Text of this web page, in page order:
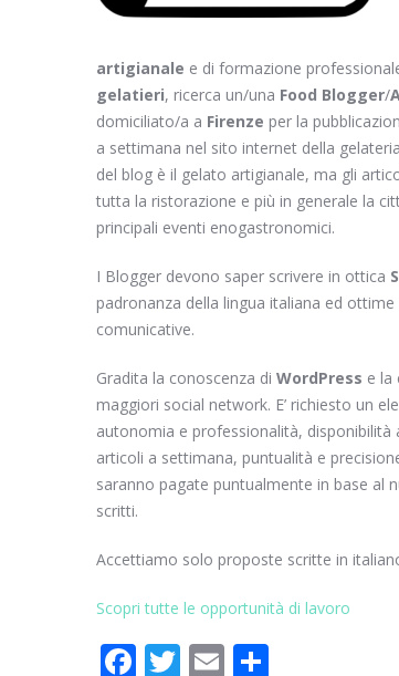
artigianale e di formazione
gelatieri, ricerca un/una Food Blogger/
domiciliato/a a Firenze per la
a settimana nel sito internet della
del blog è il gelato artigianale, ma gli
tutta la ristorazione e più in generale la
principali eventi enogastronomici.
I Blogger devono saper scrivere in ottica
padronanza della lingua italiana ed ottime
comunicative.
Gradita la conoscenza di WordPress e la
maggiori social network. E’ richiesto un
autonomia e professionalità, disponibilità
articoli a settimana, puntualità e
saranno pagate puntualmente in base al
scritti.
Accettiamo solo proposte scritte in
Scopri tutte le opportunità di lavoro
F T E